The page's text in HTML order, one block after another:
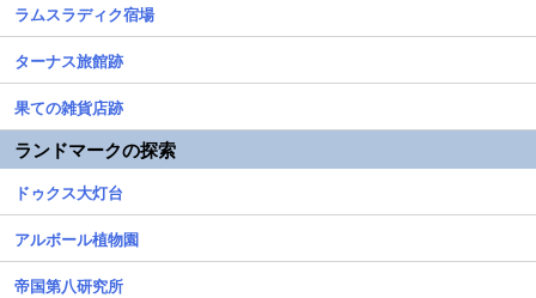
ラムスラディク宿場
ターナス旅館跡
果ての雑貨店跡
ランドマークの探索
ドゥクス大灯台
アルボール植物園
帝国第八研究所